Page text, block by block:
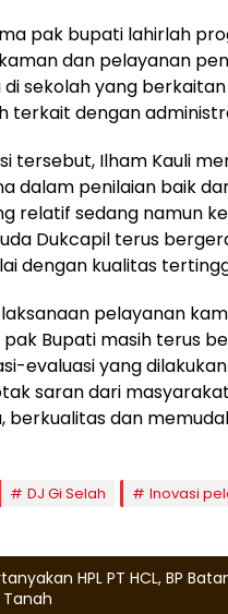
pak bupati lahirlah
dan pelayanan
sekolah yang
dengan
tersebut, Ilham Kauli
dalam penilaian baik
relatif sedang namun
Dukcapil terus
dengan kualitas
pelayanan
Bupati masih terus
evaluasi yang
saran dari
berkualitas dan
DJ Gi Selah
Inovasi
HPL PT HCL, BP
Tanah